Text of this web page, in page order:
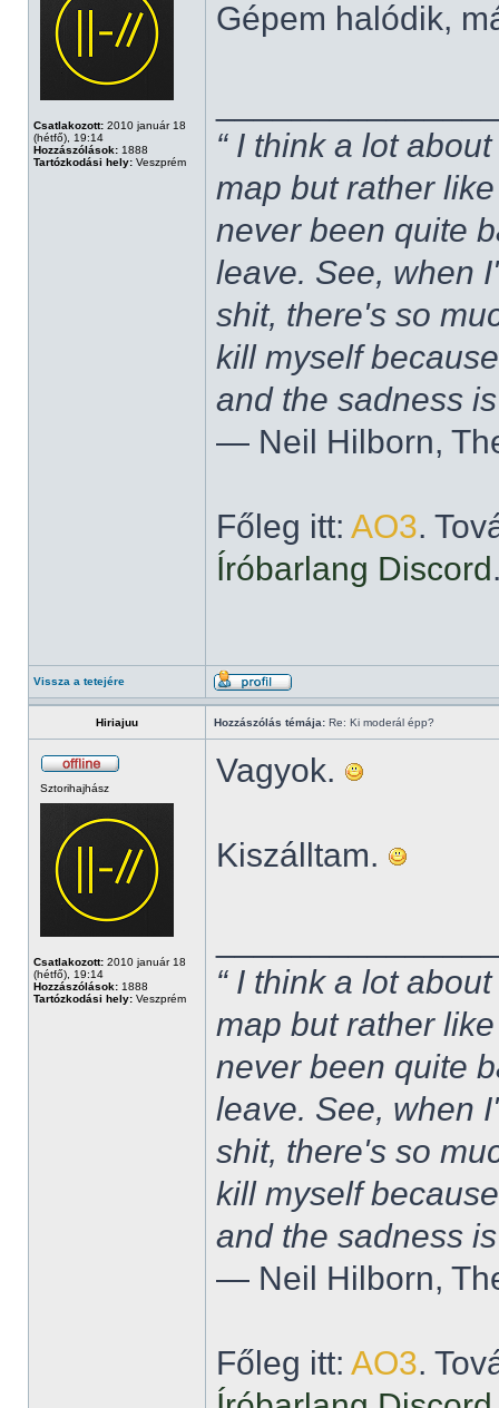
Csatlakozott: 2010 január 18
(hétfő), 19:14
Hozzászólások: 1888
Tartózkodási hely: Veszprém
Gépem halódik,
“ I think a lot
map but rather
never been quite
leave. See, when
shit, there's so
kill myself
and the sadness
― Neil Hilborn,
Főleg itt: AO3.
Íróbarlang Discord
Vissza a tetejére
Hiriajuu Hozzászólás témája: Re: Ki moderál épp?
Sztorihajhász
Csatlakozott: 2010 január 18
(hétfő), 19:14
Hozzászólások: 1888
Tartózkodási hely: Veszprém
Vagyok.
Kiszálltam.
“ I think a lot
map but rather
never been quite
leave. See, when
shit, there's so
kill myself
and the sadness
― Neil Hilborn,
Főleg itt: AO3.